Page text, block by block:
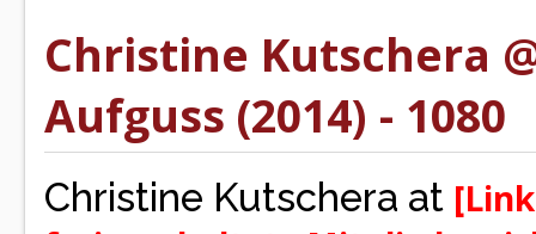
Christine Kutschera
Aufguss (2014) - 1080
Christine Kutschera at